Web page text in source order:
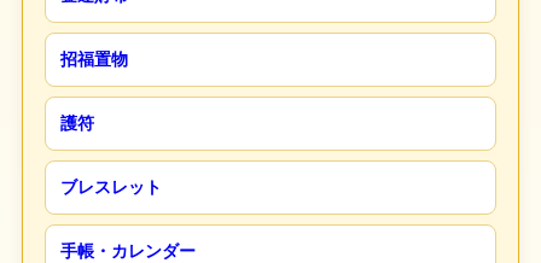
招福置物
護符
ブレスレット
手帳・カレンダー